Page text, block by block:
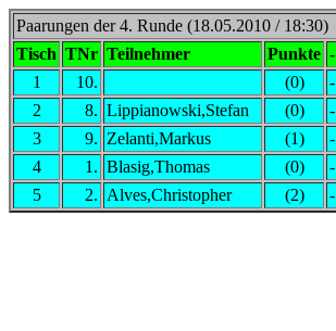
Paarungen der 4. Runde (18.05.2010 / 18:30)
Tisch TNr Teilnehmer Punkte -
1
10. (0) -
2
8. Lippianowski,Stefan (0) -
3
9. Zelanti,Markus (1) -
4
1. Blasig,Thomas (0) -
5
2. Alves,Christopher (2) -